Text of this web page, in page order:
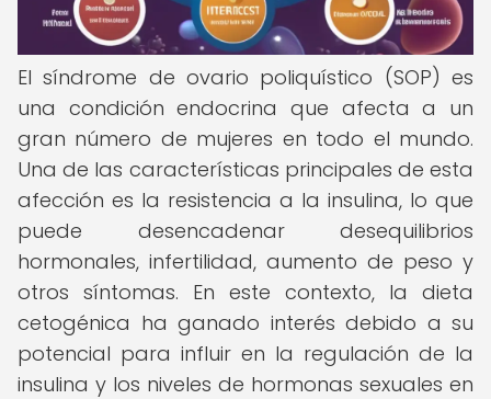
El síndrome de ovario poliquístico (SOP) es
una condición endocrina que afecta a un
gran número de mujeres en todo el mundo.
Una de las características principales de esta
afección es la resistencia a la insulina, lo que
puede desencadenar desequilibrios
hormonales, infertilidad, aumento de peso y
otros síntomas. En este contexto, la dieta
cetogénica ha ganado interés debido a su
potencial para influir en la regulación de la
insulina y los niveles de hormonas sexuales en